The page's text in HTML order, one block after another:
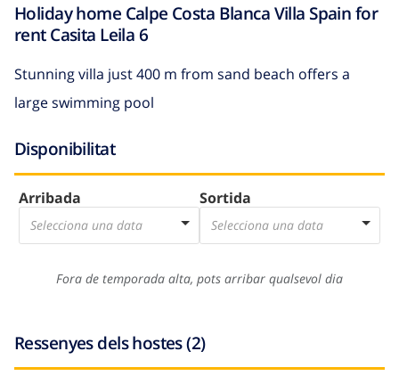
Holiday home Calpe Costa Blanca Villa Spain for
rent Casita Leila 6
Stunning villa just 400 m from sand beach offers a
large swimming pool
Disponibilitat
Arribada
Selecciona una data
Sortida
Selecciona una data
Fora de temporada alta, pots arribar qualsevol dia
Ressenyes dels hostes (2)